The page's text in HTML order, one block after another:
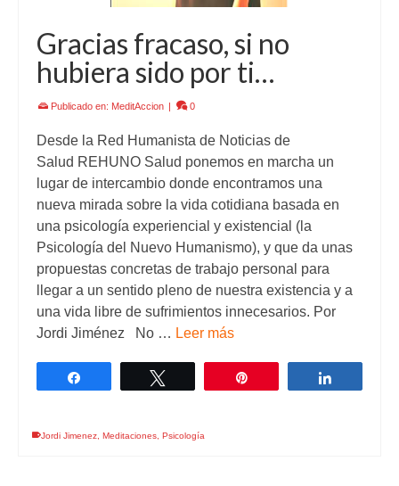
Gracias fracaso, si no
hubiera sido por ti…
Publicado en: MeditAccion | 0
Desde la Red Humanista de Noticias de
Salud REHUNO Salud ponemos en marcha un
lugar de intercambio donde encontramos una
nueva mirada sobre la vida cotidiana basada en
una psicología experiencial y existencial (la
Psicología del Nuevo Humanismo), y que da unas
propuestas concretas de trabajo personal para
llegar a un sentido pleno de nuestra existencia y a
una vida libre de sufrimientos innecesarios. Por
Jordi Jiménez No … Leer más
Jordi Jimenez Meditaciones Psicología